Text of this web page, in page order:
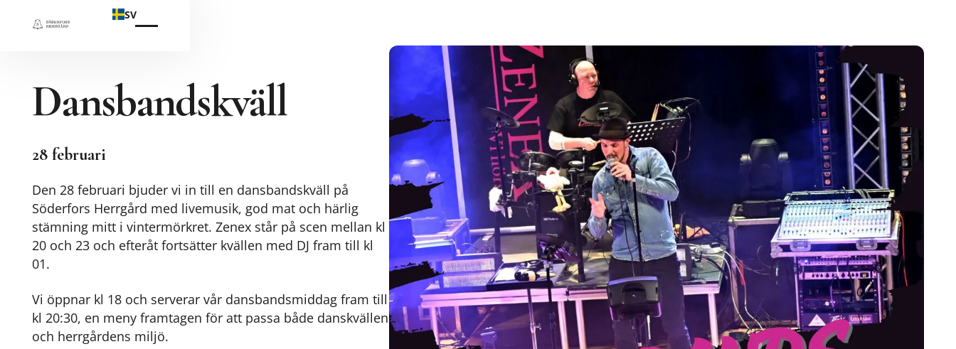
SV
Dansbandskväll
28 februari
Den 28 februari bjuder vi in till en dansbandskväll på
Söderfors Herrgård med livemusik, god mat och härlig
stämning mitt i vintermörkret. Zenex står på scen mellan kl
20 och 23 och efteråt fortsätter kvällen med DJ fram till kl
01.
Vi öppnar kl 18 och serverar vår dansbandsmiddag fram till
kl 20:30, en meny framtagen för att passa både danskvällen
och herrgårdens miljö.